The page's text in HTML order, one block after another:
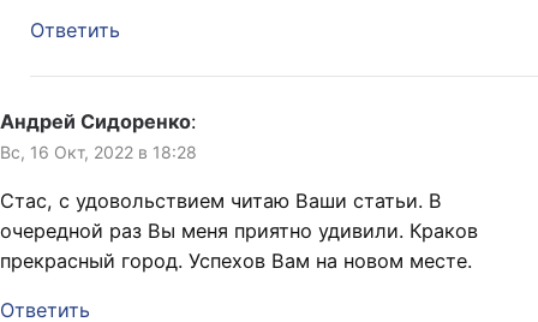
Ответить
Андрей Сидоренко:
Вс, 16 Окт, 2022 в 18:28
Стас, с удовольствием читаю Ваши статьи. В
очередной раз Вы меня приятно удивили. Краков
прекрасный город. Успехов Вам на новом месте.
Ответить